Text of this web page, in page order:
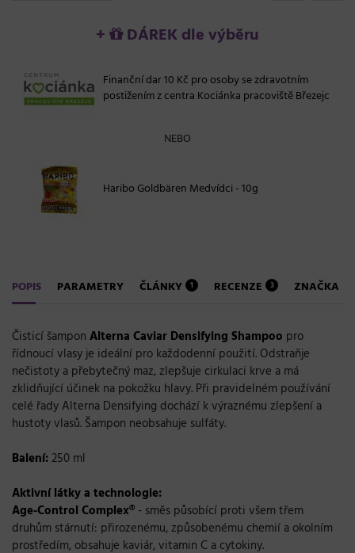
+ DÁREK dle výběru
Finanční dar 10 Kč pro osoby se zdravotním
postižením z centra Kociánka pracoviště Březejc
NEBO
Haribo Goldbären Medvídci - 10g
POPIS PARAMETRY ČLÁNKY 1 RECENZE 3 ZNAČKA
Čisticí šampon Alterna Caviar Densifying Shampoo pro
řídnoucí vlasy je ideální pro každodenní použití. Odstraňje
nečistoty a přebytečný maz, zlepšuje cirkulaci krve a má
zklidňující účinek na pokožku hlavy. Při pravidelném používání
celé řady Alterna Densifying dochází k výraznému zlepšení a
hustoty vlasů. Šampon neobsahuje sulfáty.
Balení:250 ml
Aktivní látky a technologie:
Age-Control Complex® - směs působící proti všem třem
druhům stárnutí: přirozenému, způsobenému chemií a okolním
prostředím, obsahuje kaviár, vitamin C a cytokiny.